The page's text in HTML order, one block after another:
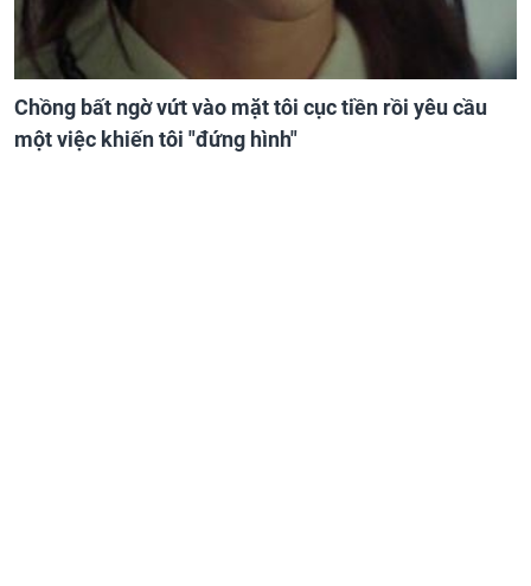
Chồng bất ngờ vứt vào mặt tôi cục tiền rồi yêu cầu
một việc khiến tôi "đứng hình"